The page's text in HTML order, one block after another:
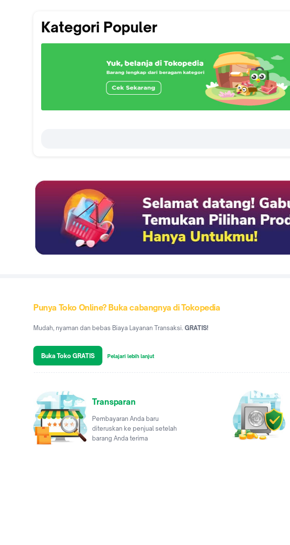
Kategori Populer
Punya Toko Online? Buka cabangnya di Tokopedia
Mudah, nyaman dan bebas Biaya Layanan Transaksi. GRATIS!
Buka Toko GRATIS Pelajari lebih lanjut
Transparan
Pembayaran Anda baru
diteruskan ke penjual setelah
barang Anda terima